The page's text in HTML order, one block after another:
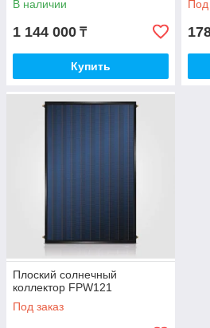
В наличии
1 144 000 ₸
Купить
Под
Плоский солнечный
коллектор FPW121
Под заказ